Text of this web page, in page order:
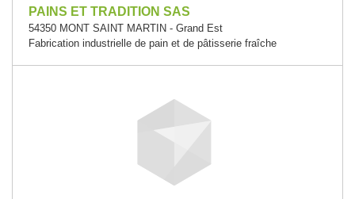
PAINS ET TRADITION SAS
54350 MONT SAINT MARTIN - Grand Est
Fabrication industrielle de pain et de pâtisserie fraîche